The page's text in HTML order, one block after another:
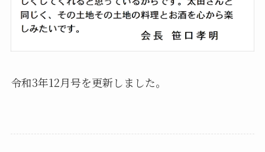
令和3年12月号を更新しました。